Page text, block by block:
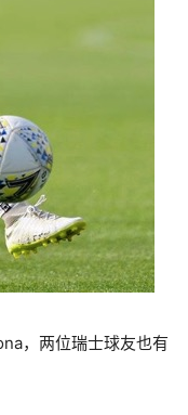
，两位瑞士球友也有